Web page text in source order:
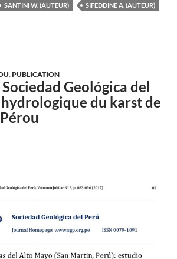
SANTINI W. (AUTEUR) SIFEDDINE A. (AUTEUR)
,PUBLICATION
Geológica del
du karst de